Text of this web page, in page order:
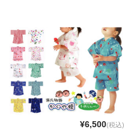
¥6,500(税込)